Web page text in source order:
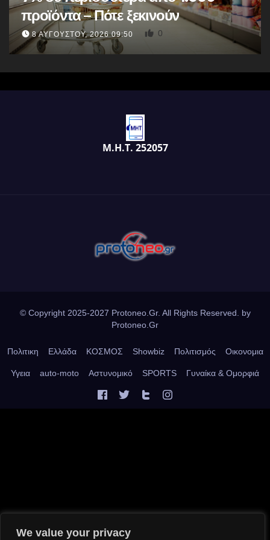
We value your privacy
προϊόντα – Πότε ξεκινούν
8 ΑΥΓΟΎΣΤΟΥ, 2026 09:50 0
Μ.Η.Τ. 252057
© Copyright 2025-2027 Protoneo.Gr. All Rights Reserved. by
Protoneo.Gr
Πολιτικη Ελλάδα ΚΟΣΜΟΣ Showbiz Πολιτισμός Οικονομια
Υγεια auto-moto Αστυνομικό SPORTS Γυναίκα & Ομορφιά